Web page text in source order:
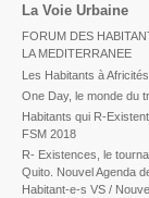
La Voie Urbaine
FORUM DES
LA MEDITERRANEE
Les Habitants à
One Day, le monde du
Habitants qui R-
FSM 2018
R- Existences, le
Quito. Nouvel Agenda
Habitant-e-s VS / Nouvel